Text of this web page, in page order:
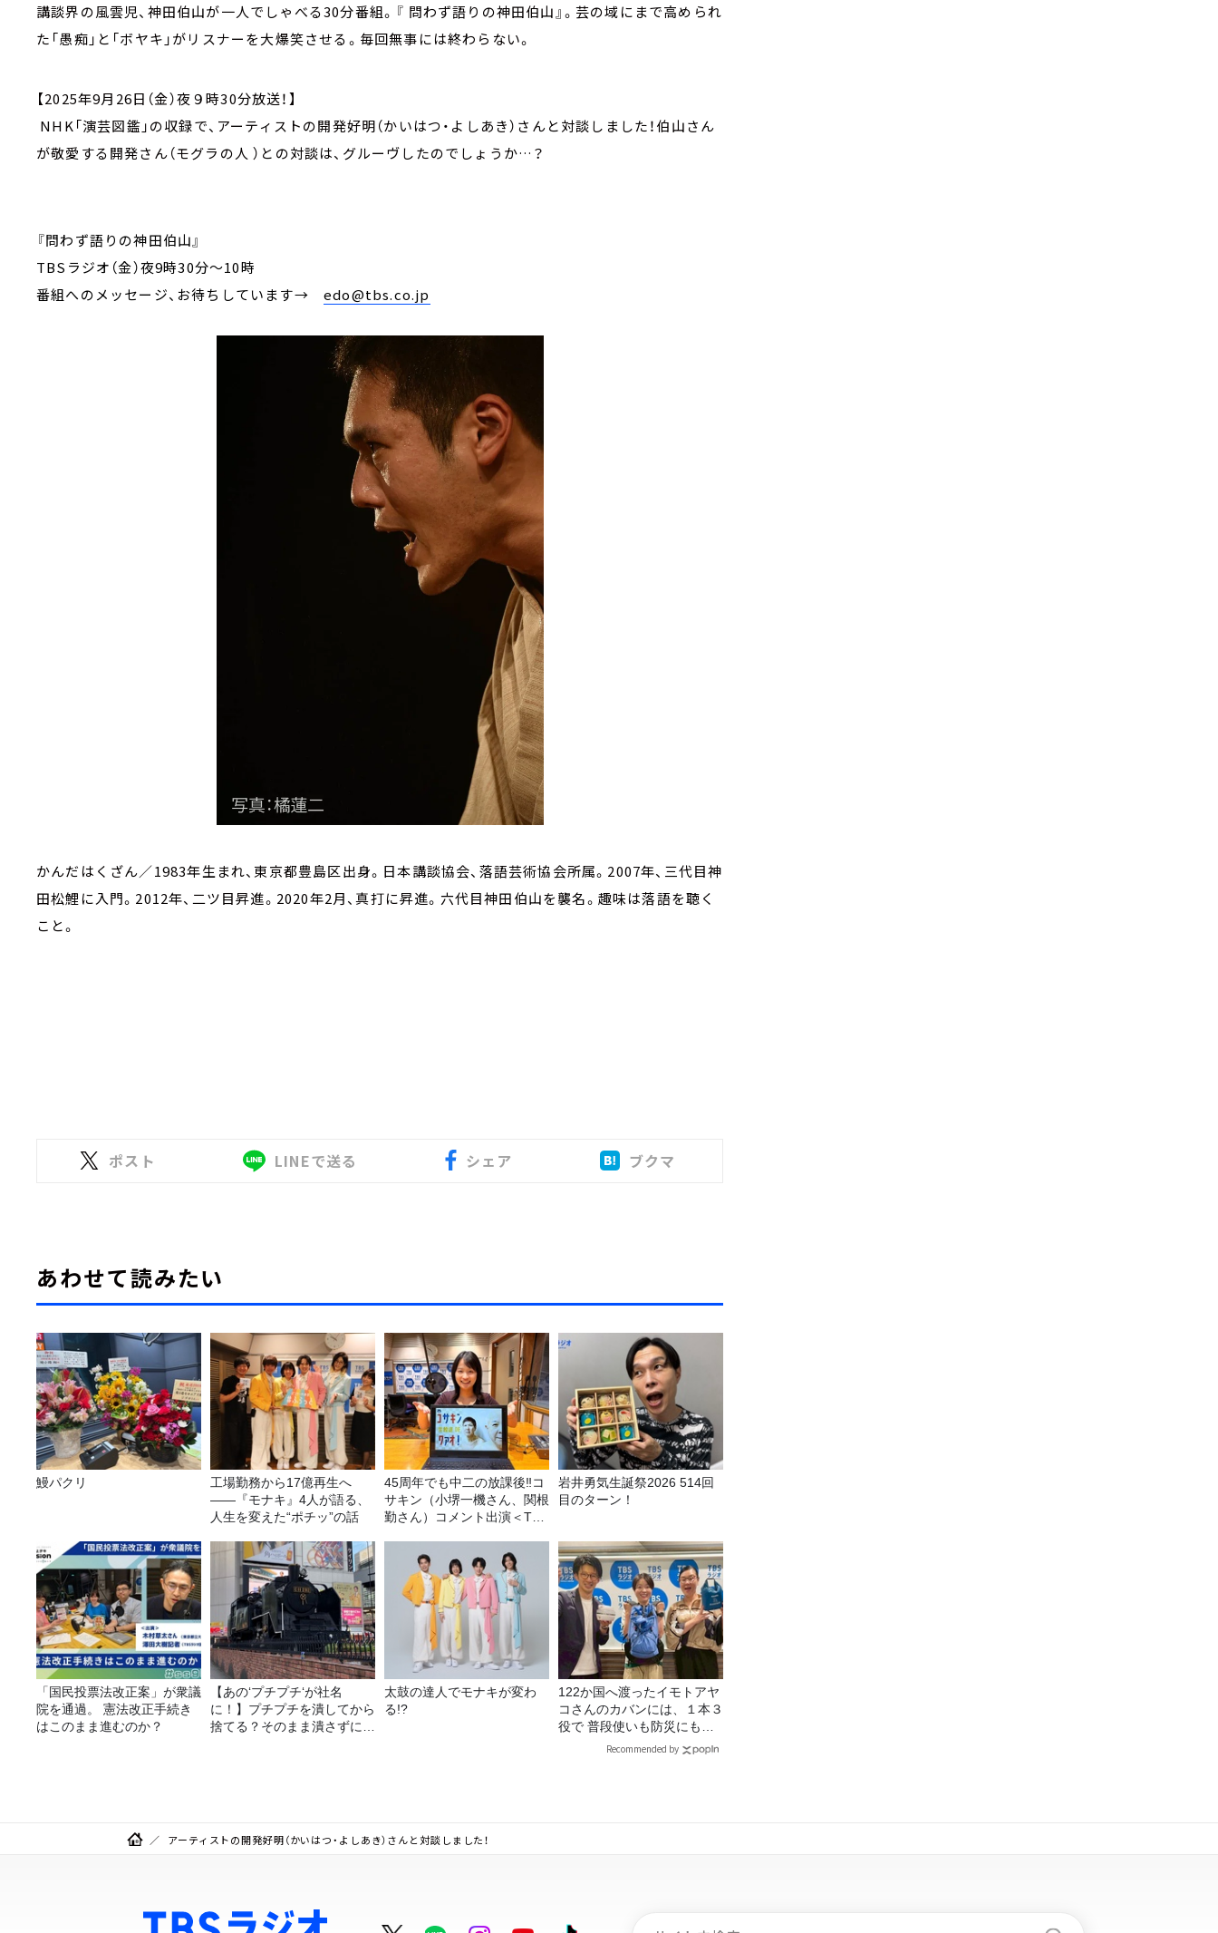
講談界の風雲児、神田伯山が一人でしゃべる30分番組。『 問わず語りの神田伯山』。芸の域にまで高められ
た「愚痴」と「ボヤキ」がリスナーを大爆笑させる。毎回無事には終わらない。
【2025年9月26日（金）夜９時30分放送！】
NHK「演芸図鑑」の収録で、アーティストの開発好明（かいはつ・よしあき）さんと対談しました！伯山さん
が敬愛する開発さん（モグラの人 ）との対談は、グルーヴしたのでしょうか…？
『問わず語りの神田伯山』
TBSラジオ（金）夜9時30分～10時
番組へのメッセージ、お待ちしています→edo@tbs.co.jp
かんだはくざん／1983年生まれ、東京都豊島区出身。日本講談協会、落語芸術協会所属。2007年、三代目神
田松鯉に入門。2012年、二ツ目昇進。2020年2月、真打に昇進。六代目神田伯山を襲名。趣味は落語を聴く
こと。
ポスト LINEで送る シェア ブクマ
あわせて読みたい
鰻パクリ
工場勤務から17億再生へ
——『モナキ』4人が語る、
人生を変えた“ポチッ”の話
45周年でも中二の放課後‼コ
サキン（小堺一機さん、関根
勤さん）コメント出演＜TBS
岩井勇気生誕祭2026 514回
目のターン！
「国民投票法改正案」が衆議
院を通過。 憲法改正手続き
はこのまま進むのか？
【あの‘プチプチ‘が社名
に！】プチプチを潰してから
捨てる？そのまま潰さずに捨
太鼓の達人でモナキが変わ
る!?
122か国へ渡ったイモトアヤ
コさんのカバンには、１本３
役で 普段使いも防災にもな
る最強の棒が入っていた！
Recommended by
アーティストの開発好明（かいはつ・よしあき）さんと対談しました！